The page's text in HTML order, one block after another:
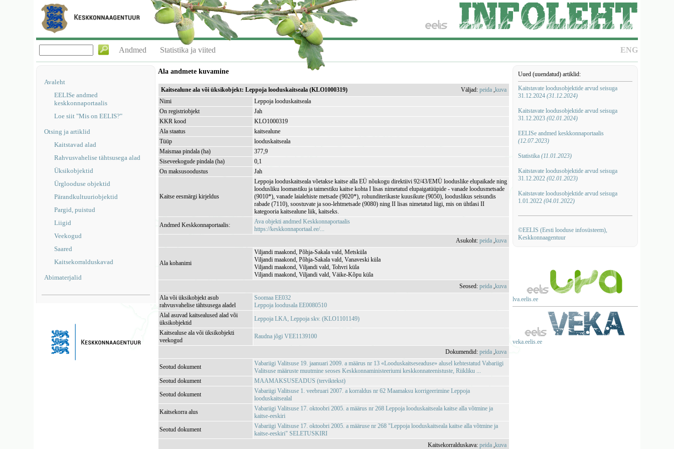
ENG
Andmed Statistika ja viited
Avaleht
EELISe andmed
keskkonnaportaalis
Loe siit "Mis on EELIS?"
Otsing ja artiklid
Kaitstavad alad
Rahvusvahelise tähtsusega alad
Üksikobjektid
Ürglooduse objektid
Pärandkultuuriobjektid
Pargid, puistud
Liigid
Veekogud
Saared
Kaitsekorralduskavad
Abimaterjalid
Uued (uuendatud) artiklid:
Kaitstavate loodusobjektide arvud seisuga
31.12.2024 (31.12.2024)
Kaitstavate loodusobjektide arvud seisuga
31.12.2023 (02.01.2024)
EELISe andmed keskkonnaportaalis
(12.07.2023)
Statistika (11.01.2023)
Kaitstavate loodusobjektide arvud seisuga
31.12.2022 (02.01.2023)
Kaitstavate loodusobjektide arvud seisuga
1.01.2022 (04.01.2022)
©EELIS (Eesti looduse infosüsteem),
Keskkonnaagentuur
lva.eelis.ee
veka.eelis.ee
Ala andmete kuvamine
Kaitsealune ala või üksikobjekt: Leppoja looduskaitseala (KLO1000319) Väljad:peida ,kuva
Nimi
Leppoja looduskaitseala
On registriobjekt
Jah
KKR kood
KLO1000319
Ala staatus
kaitsealune
Tüüp
looduskaitseala
Maismaa pindala (ha)
377,9
Siseveekogude pindala (ha)
0,1
On maksusoodustus
Jah
Kaitse eesmärgi kirjeldus
Leppoja looduskaitseala võetakse kaitse alla EÜ nõukogu direktiivi 92/43/EMÜ looduslike elupaikade ning
loodusliku loomastiku ja taimestiku kaitse kohta I lisas nimetatud elupaigatüüpide - vanade loodusmetsade
(9010*), vanade laialehiste metsade (9020*), rohunditerikaste kuusikute (9050), looduslikus seisundis
rabade (7110), soostuvate ja soo-lehtmetsade (9080) ning II lisas nimetatud liigi, mis on ühtlasi II
kategooria kaitsealune liik, kaitseks.
Andmed Keskkonnaportaalis:
Ava objekti andmed Keskkonnaportaalis
https://keskkonnaportaal.ee/...
Asukoht:peida ,kuva
Ala kohanimi
Viljandi maakond, Põhja-Sakala vald, Metsküla
Viljandi maakond, Põhja-Sakala vald, Vanaveski küla
Viljandi maakond, Viljandi vald, Tohvri küla
Viljandi maakond, Viljandi vald, Väike-Kõpu küla
Seosed:peida ,kuva
Ala või üksikobjekt asub
rahvusvahelise tähtsusega aladel
Soomaa EE032
Leppoja loodusala EE0080510
Alal asuvad kaitsealused alad või
üksikobjektid
Leppoja LKA, Leppoja skv. (KLO1101149)
Kaitsealuse ala või üksikobjekti
veekogud
Raudna jõgi VEE1139100
Dokumendid:peida ,kuva
Seotud dokument
Vabariigi Valitsuse 19. jaanuari 2009. a määrus nr 13 «Looduskaitseseaduse» alusel kehtestatud Vabariigi
Valitsuse määruste muutmine seoses Keskkonnaministeeriumi keskkonnateenistuste, Riikliku ...
Seotud dokument
MAAMAKSUSEADUS (terviktekst)
Seotud dokument
Vabariigi Valitsuse 1. veebruari 2007. a korraldus nr 62 Maamaksu korrigeerimine Leppoja
looduskaitsealal
Kaitsekorra alus
Vabariigi Valitsuse 17. oktoobri 2005. a määrus nr 268 Leppoja looduskaitseala kaitse alla võtmine ja
kaitse-eeskiri
Seotud dokument
Vabariigi Valitsuse 17. oktoobri 2005. a määruse nr 268 "Leppoja looduskaitseala kaitse alla võtmine ja
kaitse-eeskiri" SELETUSKIRI
Kaitsekorralduskava:peida ,kuva